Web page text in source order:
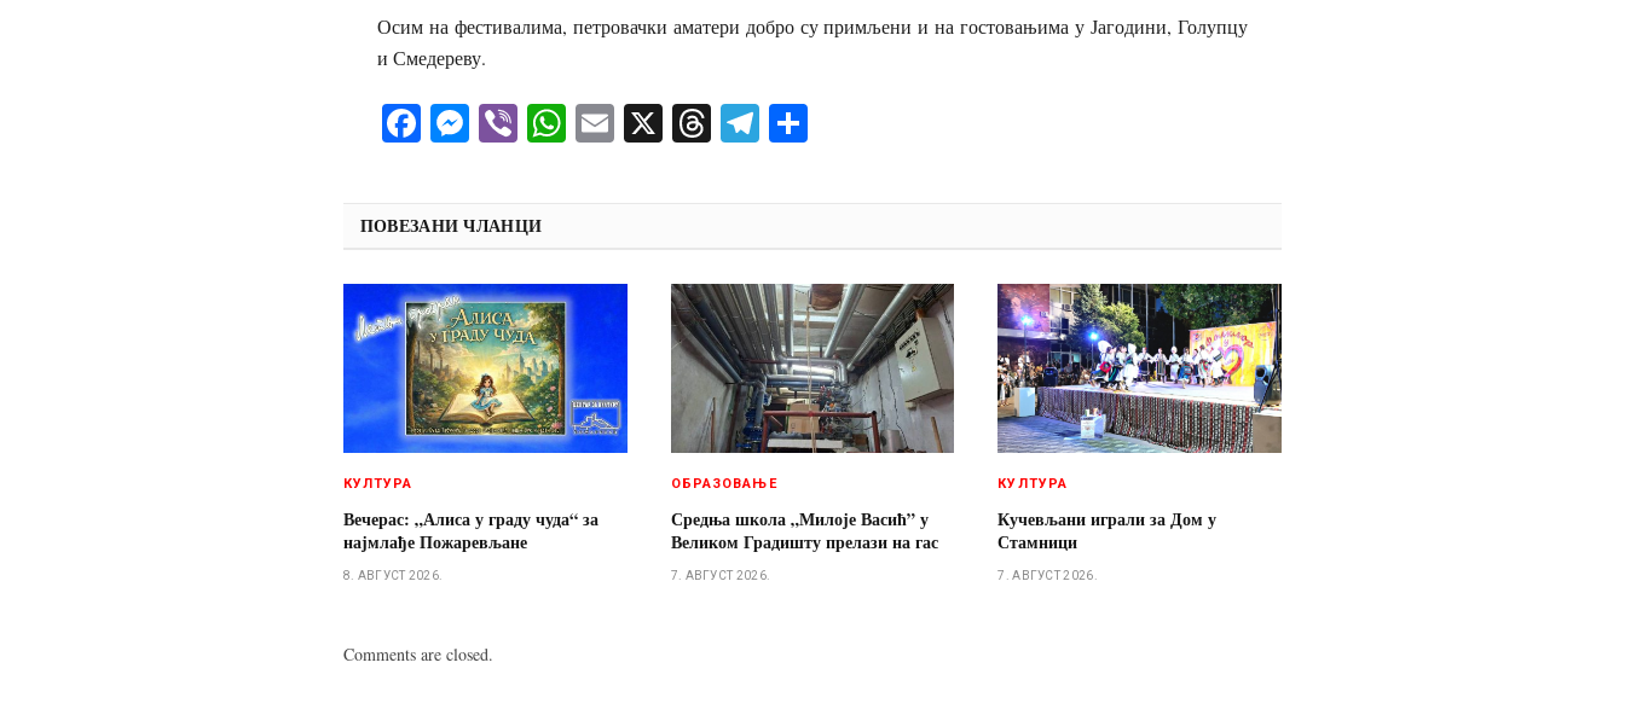
Осим на фестивалима, петровачки аматери добро су примљени и на гостовањима у Јагодини, Голупцу
и Смедереву.
Facebook
Messenger
ViberWhatsApp
Email
X ThreadsTelegram
ПОВЕЗАНИ ЧЛАНЦИ
КУЛТУРА
Вечерас: „Алиса у граду чуда“ за
најмлађе Пожаревљане
8. АВГУСТ 2026.
ОБРАЗОВАЊЕ
Средња школа „Милоје Васић” у
Великом Градишту прелази на гас
7. АВГУСТ 2026.
КУЛТУРА
Кучевљани играли за Дом у
Стамници
7. АВГУСТ 2026.
Comments are closed.